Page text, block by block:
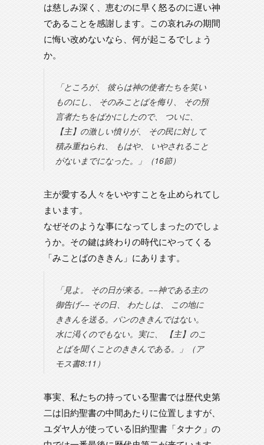
は慈しみ深く、恵むのに早く怒るのに遅い神
であることを感謝します。この哀れみの期間
に悔い改めないなら、何が起こるでしょう
か。
「ところが、 彼らは神の使者たちを笑い
ものにし、 そのみことばを侮り、 その預
言者たちをばかにしたので、 ついに、
【主】の激しい憤りが、 その民に対して
積み重ねられ、 もはや、 いやされること
がないまでになった。」（16節）
主が愛する人々をいやすことを止められてし
まいます。
なぜそのような事になってしまったのでしょ
うか。その鍵は終わりの時代にやってくる
「みことばのききん」にあります。
「見よ。 その日が来る。−−神である主の
御告げ−− その日、 わたしは、 この地に
ききんを送る。パンのききんではない。
水に渇くのでもない。実に、 【主】のこ
とばを聞くことのききんである。」（ア
モス書8:11）
事実、私たちの持っている聖書では歴代史第
二は旧約聖書の中間あたりに位置しますが、
ユダヤ人が使っている旧約聖書「タナク」の